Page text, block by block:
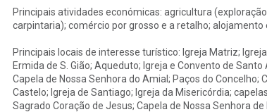
Principais atividades económicas: agricultura
carpintaria); comércio por grosso e a retalho; alojamento
Principais locais de interesse turístico: Igreja Matriz;
Ermida de S. Gião; Aqueduto; Igreja e Convento de
Capela de Nossa Senhora do Amial; Paços do
Castelo; Igreja de Santiago; Igreja da Misericórdia;
Sagrado Coração de Jesus; Capela de Nossa Senhora